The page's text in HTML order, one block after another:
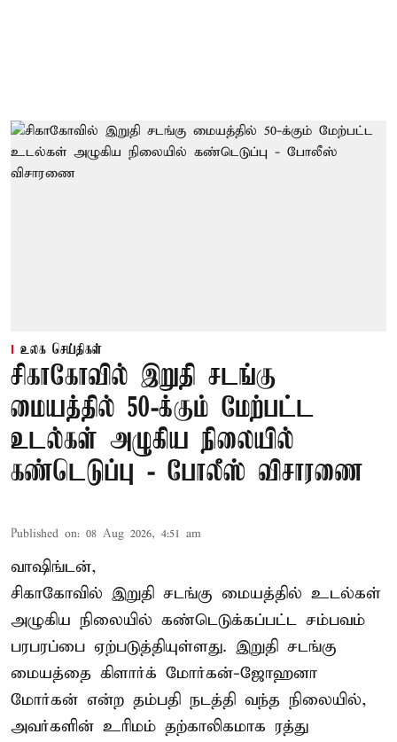
உலக செய்திகள்
சிகாகோவில் இறுதி சடங்கு
மையத்தில் 50-க்கும் மேற்பட்ட
உடல்கள் அழுகிய நிலையில்
கண்டெடுப்பு - போலீஸ் விசாரணை
Published on: 08 Aug 2026, 4:51 am
வாஷிங்டன்,
சிகாகோவில் இறுதி சடங்கு மையத்தில் உடல்கள்
அழுகிய நிலையில் கண்டெடுக்கப்பட்ட சம்பவம்
பரபரப்பை ஏற்படுத்தியுள்ளது. இறுதி சடங்கு
மையத்தை கிளார்க் மோர்கன்-ஜோஹனா
மோர்கன் என்ற தம்பதி நடத்தி வந்த நிலையில்,
அவர்களின் உரிமம் தற்காலிகமாக ரத்து